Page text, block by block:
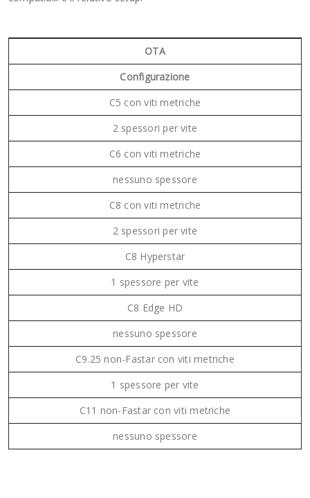
OTA
Configurazione
C5 con viti metriche
2 spessori per vite
C6 con viti metriche
nessuno spessore
C8 con viti metriche
2 spessori per vite
C8 Hyperstar
1 spessore per vite
C8 Edge HD
nessuno spessore
C9.25 non-Fastar con viti metriche
1 spessore per vite
C11 non-Fastar con viti metriche
nessuno spessore